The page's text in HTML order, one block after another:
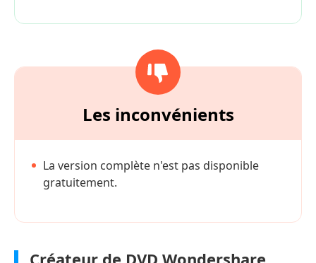
Les inconvénients
La version complète n'est pas disponible
gratuitement.
Créateur de DVD Wondershare